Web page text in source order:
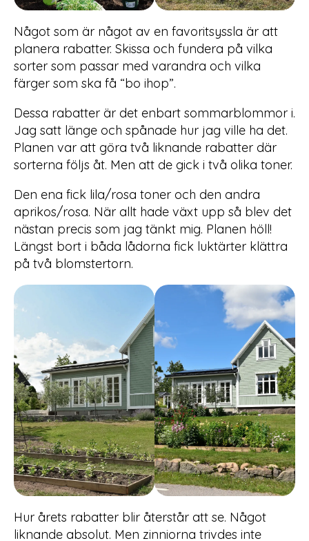
Något som är något av en favoritsyssla är att
planera rabatter. Skissa och fundera på vilka
sorter som passar med varandra och vilka
färger som ska få “bo ihop”.
Dessa rabatter är det enbart sommarblommor i.
Jag satt länge och spånade hur jag ville ha det.
Planen var att göra två liknande rabatter där
sorterna följs åt. Men att de gick i två olika toner.
Den ena fick lila/rosa toner och den andra
aprikos/rosa. När allt hade växt upp så blev det
nästan precis som jag tänkt mig. Planen höll!
Längst bort i båda lådorna fick luktärter klättra
på två blomstertorn.
Hur årets rabatter blir återstår att se. Något
liknande absolut. Men zinniorna trivdes inte